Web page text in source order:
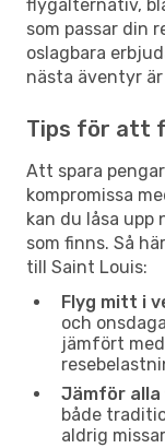
flygalternativ,
som passar din
oslagbara
nästa äventyr
Tips för att
Att spara
kompromissa
kan du låsa upp
som finns. Så
till Saint Louis:
Flyg mitt i
och
jämfört
Jämför alla
både
aldrig